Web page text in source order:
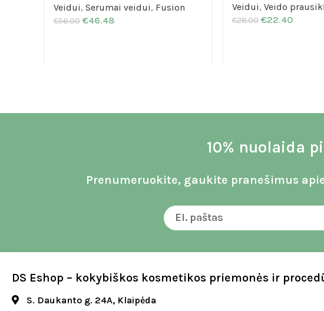
Veidui, Serumai veidui, Fusion
€56.00 €46.48
Veidui, Veido
€28.00 €22.40
10% nuolaida
Prenumeruokite, gaukite pranešimus
DS Eshop – kokybiškos kosmetikos priemonės ir
S. Daukanto g. 24A, Klaipėda